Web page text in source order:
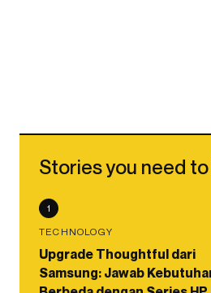
Stories you need
1
TECHNOLOGY
Upgrade Thoughtful dari
Samsung: Jawab